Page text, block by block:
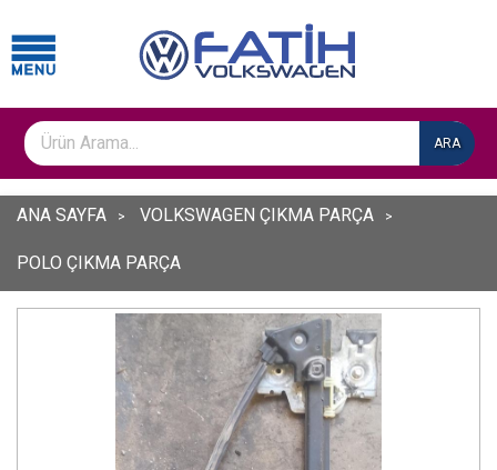
ARA
ANA SAYFA VOLKSWAGEN ÇIKMA PARÇA
POLO ÇIKMA PARÇA